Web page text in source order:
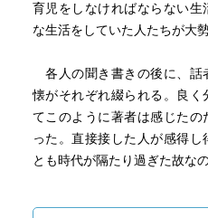
育児をしなければならない生
な生活をしていた人たちが大
各人の聞き書きの後に、話
懐がそれぞれ綴られる。良く
てこのように著者は感じた
った。直接接した人が感得
とも時代が隔たり過ぎた故な